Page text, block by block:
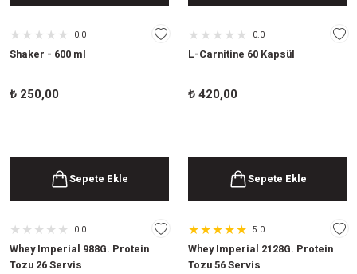
0.0
Shaker - 600 ml
₺ 250,00
Sepete Ekle
0.0
L-Carnitine 60 Kapsül
₺420,00
Sepete Ekle
0.0
Whey Imperial 988G. Protein
Tozu 26 Servis
5.0
Whey Imperial 2128G. Protein
Tozu 56 Servis